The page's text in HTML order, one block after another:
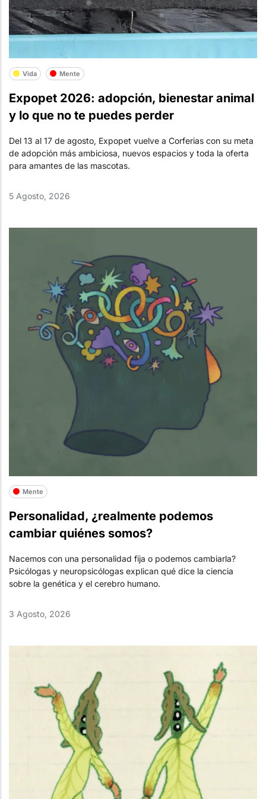
Vida Mente
Expopet 2026: adopción, bienestar animal
y lo que no te puedes perder
Del 13 al 17 de agosto, Expopet vuelve a Corferias con su meta
de adopción más ambiciosa, nuevos espacios y toda la oferta
para amantes de las mascotas.
5 Agosto, 2026
Mente
Personalidad, ¿realmente podemos
cambiar quiénes somos?
Nacemos con una personalidad fija o podemos cambiarla?
Psicólogas y neuropsicólogas explican qué dice la ciencia
sobre la genética y el cerebro humano.
3 Agosto, 2026